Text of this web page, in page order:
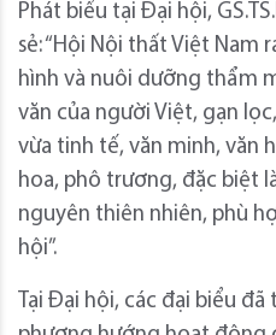
Phát biểu tại Đại hội,
sẻ: “Hội Nội thất Việt Nam
hình và nuôi dưỡng thẩm
văn của người Việt, gạn
vừa tinh tế, văn minh, văn
hoa, phô trương, đặc biệt
nguyên thiên nhiên, phù
hội”.
Tại Đại hội, các đại biểu